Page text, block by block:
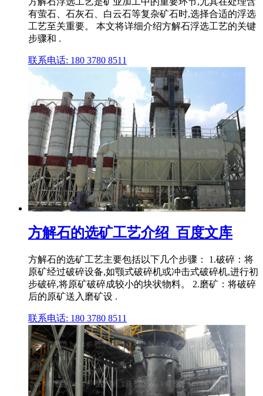
有萤石、石灰石、白云石等复杂矿石时,选择合适的浮选
工艺至关重要。 本文将详细介绍方解石浮选工艺的关键
步骤和 .
联系电话: 180 3780 8511
方解石的选矿工艺介绍_百度文库
方解石的选矿工艺主要包括以下几个步骤： 1.破碎：将
原矿经过破碎设备,如颚式破碎机或冲击式破碎机,进行初
步破碎,将原矿破碎成较小的块状物料。 2.磨矿：将破碎
后的原矿送入磨矿设 .
联系电话: 180 3780 8511